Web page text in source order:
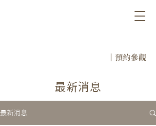
｜預約參觀
​最新消息
最新消息